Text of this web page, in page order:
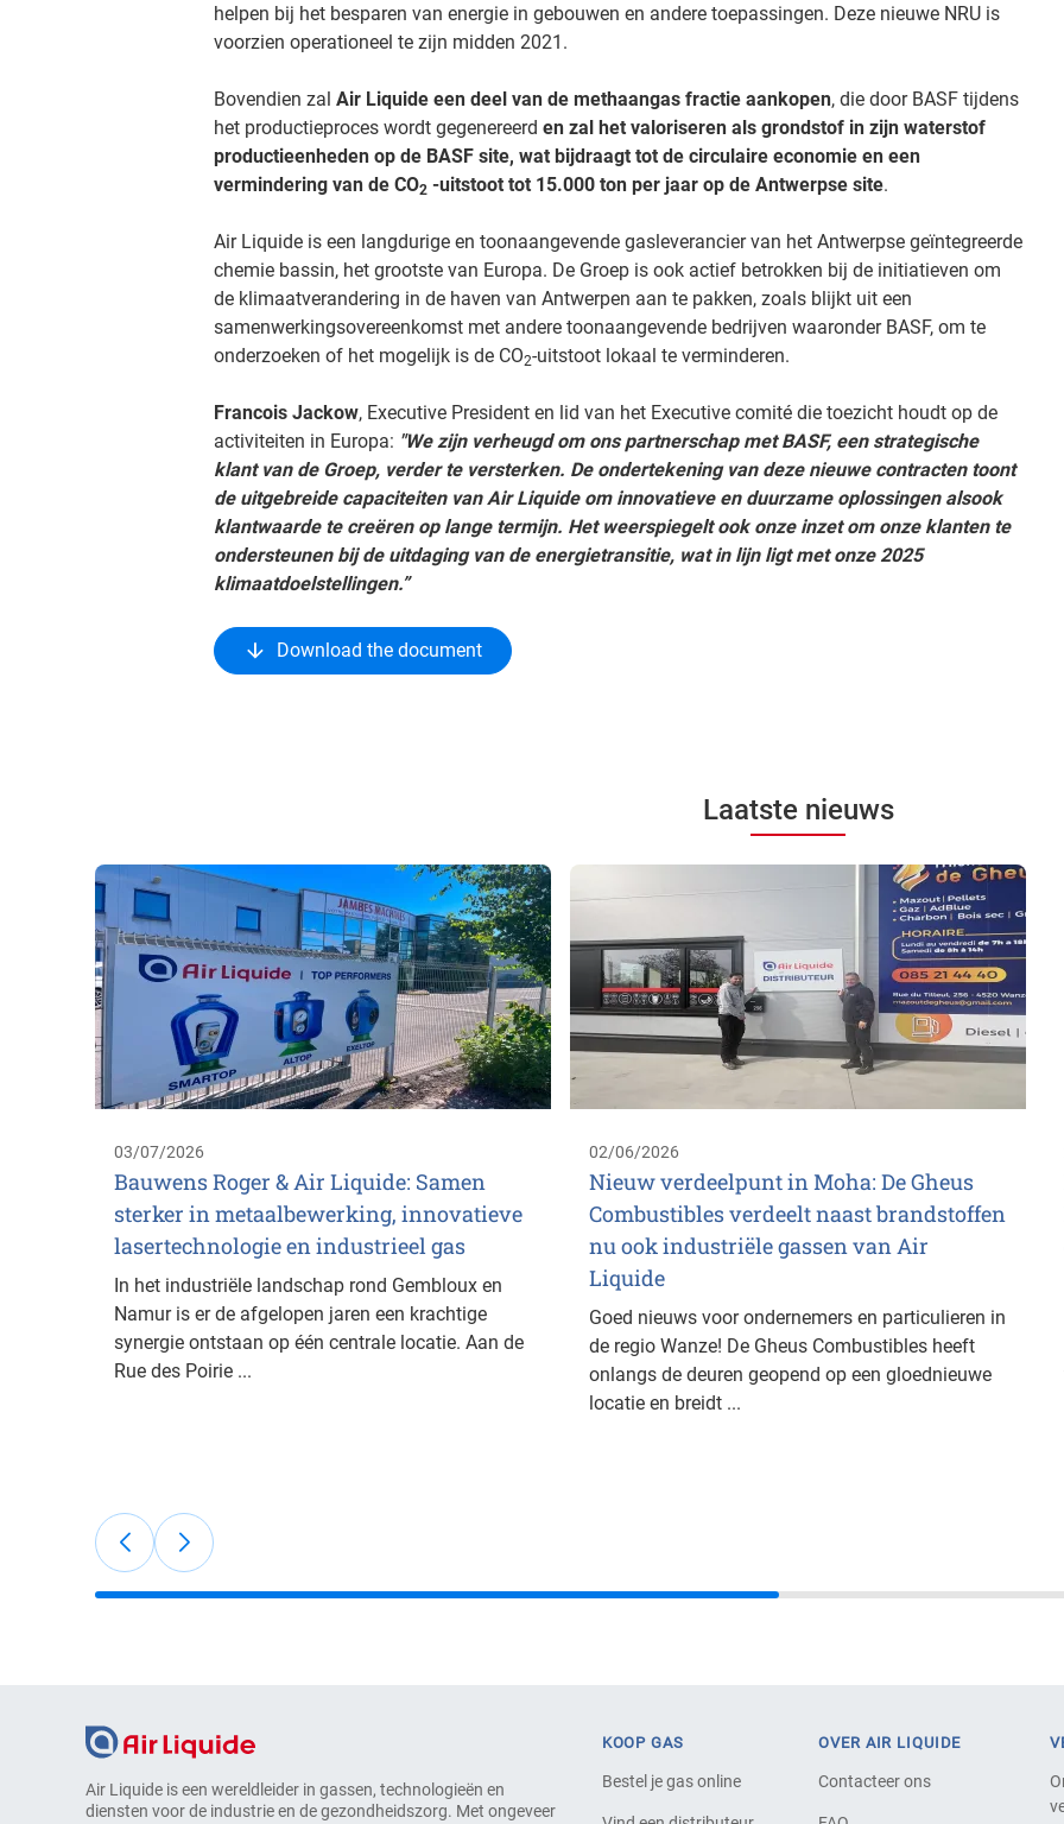
helpen bij het besparen van energie in gebouwen en andere toepassingen. Deze nieuwe NRU is
voorzien operationeel te zijn midden 2021.
Bovendien zal Air Liquide een deel van de methaangas fractie aankopen, die door BASF tijdens
het productieproces wordt gegenereerd en zal het valoriseren als grondstof in zijn waterstof
productieenheden op de BASF site, wat bijdraagt tot de circulaire economie en een
vermindering van de CO2 -uitstoot tot 15.000 ton per jaar op de Antwerpse site.
Air Liquide is een langdurige en toonaangevende gasleverancier van het Antwerpse geïntegreerde
chemie bassin, het grootste van Europa. De Groep is ook actief betrokken bij de initiatieven om
de klimaatverandering in de haven van Antwerpen aan te pakken, zoals blijkt uit een
samenwerkingsovereenkomst met andere toonaangevende bedrijven waaronder BASF, om te
onderzoeken of het mogelijk is de CO2-uitstoot lokaal te verminderen.
Francois Jackow, Executive President en lid van het Executive comité die toezicht houdt op de
activiteiten in Europa: "We zijn verheugd om ons partnerschap met BASF, een strategische
klant van de Groep, verder te versterken. De ondertekening van deze nieuwe contracten toont
de uitgebreide capaciteiten van Air Liquide om innovatieve en duurzame oplossingen alsook
klantwaarde te creëren op lange termijn. Het weerspiegelt ook onze inzet om onze klanten te
ondersteunen bij de uitdaging van de energietransitie, wat in lijn ligt met onze 2025
klimaatdoelstellingen.”
Download the document
Laatste nieuws
03/07/2026
Bauwens Roger & Air Liquide: Samen
sterker in metaalbewerking, innovatieve
lasertechnologie en industrieel gas
In het industriële landschap rond Gembloux en
Namur is er de afgelopen jaren een krachtige
synergie ontstaan op één centrale locatie. Aan de
Rue des Poirie ...
02/06/2026
Nieuw verdeelpunt in Moha: De Gheus
Combustibles verdeelt naast brandstoffen
nu ook industriële gassen van Air
Liquide
Goed nieuws voor ondernemers en particulieren in
de regio Wanze! De Gheus Combustibles heeft
onlangs de deuren geopend op een gloednieuwe
locatie en breidt ...
Air Liquide is een wereldleider in gassen, technologieën en
diensten voor de industrie en de gezondheidszorg. Met ongeveer
KOOP GAS
Bestel je gas online
OVER AIR LIQUIDE
Contacteer ons